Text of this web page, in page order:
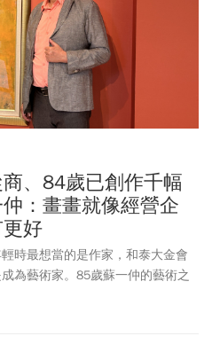
、84歲已創作千幅
：畫畫就像經營企
好
時最想當的是作家，和泰大金會
為藝術家。85歲蘇一仲的藝術之
與彩墨，直到後來，他選擇壓克